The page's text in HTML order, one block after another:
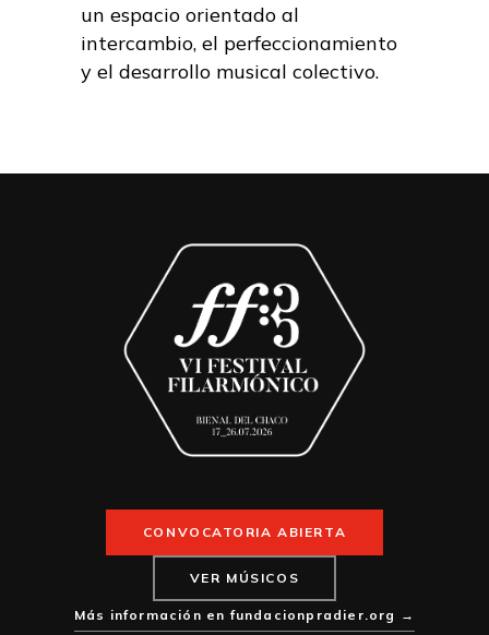
un espacio orientado al
intercambio, el perfeccionamiento
y el desarrollo musical colectivo.
CONVOCATORIA ABIERTA
VER MÚSICOS
Más información en fundacionpradier.org →